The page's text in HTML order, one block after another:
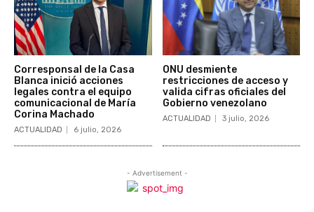
Corresponsal de la Casa
Blanca inició acciones
legales contra el equipo
comunicacional de María
Corina Machado
ACTUALIDAD 6 julio, 2026
ONU desmiente
restricciones de acceso y
valida cifras oficiales del
Gobierno venezolano
ACTUALIDAD 3 julio, 2026
- Advertisement -